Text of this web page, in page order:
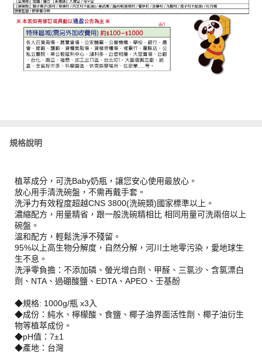
規格說明
植萃成分，可洗Baby奶瓶，讓您安心使用最放心。
放心用手清洗碗盤，不需再戴手套。
洗淨力有效程度超越CNS 3800(洗碗類)國家標準以上。
濃縮配方，用量精省，跟一般洗碗精相比 相同用量可洗兩倍以上
碗盤。
溫和配方，輕鬆洗淨不殘留。
95%以上高生物分解度，自然分解，河川土地零污染，愛地球生
生不息。
洗淨零負擔：不添加磷、螢光增白劑、甲醛、三氯沙、含氯漂白
劑、NTA、過硼酸鹽、EDTA、APEO、壬基酚
◆規格: 1000g/瓶 x3入
◆成份：純水、檸檬酸、食鹽、椰子油界面活性劑、椰子油衍生
物等植萃成份。
◆pH值：7±1
◆產地：台灣